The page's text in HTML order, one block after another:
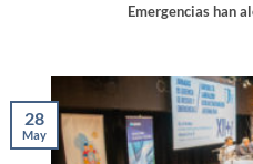
Emergencias han
28
May